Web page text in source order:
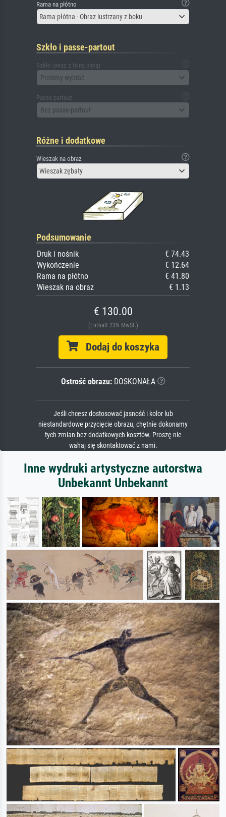
Rama na płótno
Rama płótna - Obraz lustrzany z boku
Szkło i passe-partout
Szkło (wraz z tylną płytą)
Prosimy wybrać
Passe-partout
Bez passe-partout
Różne i dodatkowe
Wieszak na obraz
Wieszak zębaty
Podsumowanie
Druk i nośnik
€ 74.43
Wykończenie
€ 12.64
Rama na płótno
€ 41.80
Wieszak na obraz
€ 1.13
€ 130.00
(Enthält 23% MwSt.)
Dodaj do koszyka
Ostrość obrazu:DOSKONAŁA
Jeśli chcesz dostosować jasność i kolor lub
niestandardowe przycięcie obrazu, chętnie dokonamy
tych zmian bez dodatkowych kosztów. Proszę nie
wahaj się skontaktować z nami.
Inne wydruki artystyczne autorstwa
Unbekannt Unbekannt